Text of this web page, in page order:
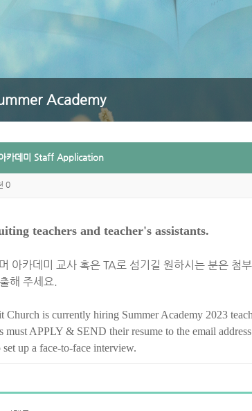
Academy
카데미 Staff Application
0
teachers and teacher's assistants.
아카데미 교사 혹은 TA로 섬기길 원하시는 분은 첨
해 주세요.
Church is currently hiring Summer Academy 2023
must APPLY & SEND their resume to the email
up a face-to-face interview.